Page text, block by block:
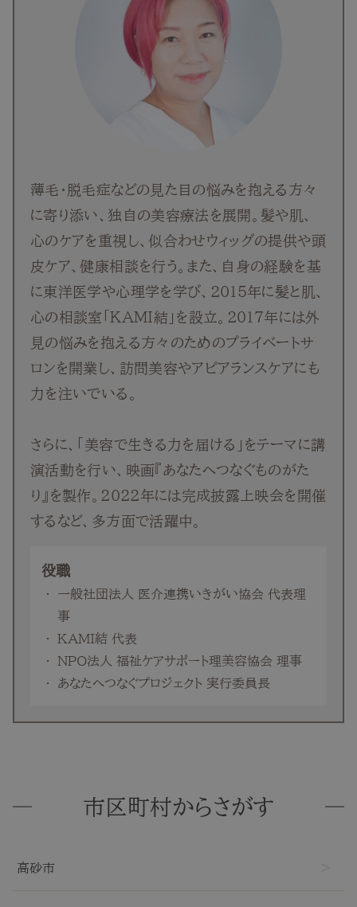
薄毛・脱毛症などの見た目の悩みを抱える方々
に寄り添い、独自の美容療法を展開。髪や肌、
心のケアを重視し、似合わせウィッグの提供や頭
皮ケア、健康相談を行う。また、自身の経験を基
に東洋医学や心理学を学び、2015年に髪と肌、
心の相談室「KAMI結」を設立。2017年には外
見の悩みを抱える方々のためのプライベートサ
ロンを開業し、訪問美容やアピアランスケアにも
力を注いでいる。
さらに、「美容で生きる力を届ける」をテーマに講
演活動を行い、映画『あなたへつなぐものがた
り』を製作。2022年には完成披露上映会を開催
するなど、多方面で活躍中。
役職
一般社団法人 医介連携いきがい協会 代表理
事
KAMI結 代表
NPO法人 福祉ケアサポート理美容協会 理事
あなたへつなぐプロジェクト 実行委員長
市区町村からさがす
高砂市